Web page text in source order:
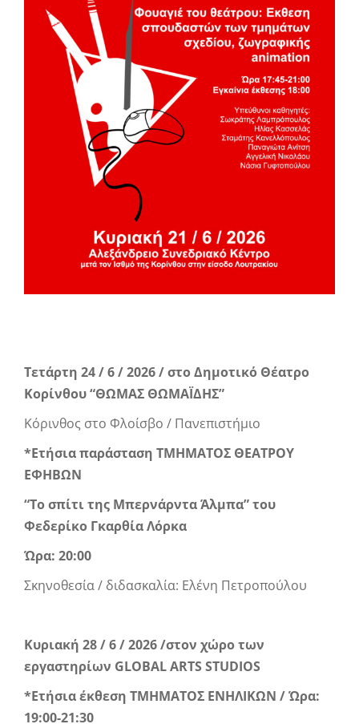
Τετάρτη 24 / 6 / 2026 / στο Δημοτικό Θέατρο
Κορίνθου “ΘΩΜΑΣ ΘΩΜΑΪΔΗΣ”
Κόρινθος στο Φλοίσβο / Πανεπιστήμιο
*Ετήσια παράσταση ΤΜΗΜΑΤΟΣ ΘΕΑΤΡΟΥ
ΕΦΗΒΩΝ
“Το σπίτι της Μπερνάρντα Άλμπα” του
Φεδερίκο Γκαρθία Λόρκα
Ώρα: 20:00
Σκηνοθεσία / διδασκαλία: Ελένη Πετροπούλου
Κυριακή 28 / 6 / 2026 /στον χώρο των
εργαστηρίων GLOBALARTS STUDIOS
*Ετήσια έκθεση ΤΜΗΜΑΤΟΣ ΕΝΗΛΙΚΩΝ / Ώρα:
19:00-21:30